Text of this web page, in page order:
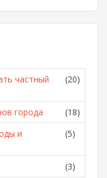
частный
(20)
города
(18)
и
(5)
(3)